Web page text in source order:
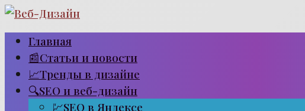
Перейти
контенту
Главная
📰Статьи и новости
📈Тренды в дизайне
🔍SEO и веб-дизайн
💹SEO в Яндексе